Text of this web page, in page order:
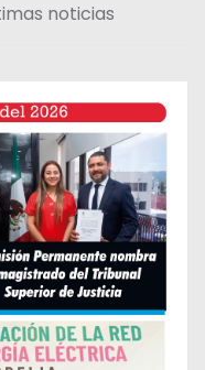
noticias